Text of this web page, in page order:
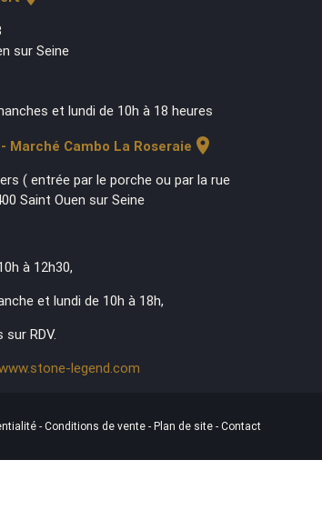
sur Seine
et lundi de 10h à 18 heures
Marché Cambo La Roseraie location_on
( entrée par le porche ou par la rue
Saint Ouen sur Seine
à 12h30,
et lundi de 10h à 18h,
RDV.
legend.com
- Conditions de vente - Plan de site - Contact